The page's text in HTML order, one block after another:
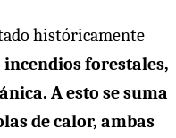
históricamente
forestales,
A esto se suma
de calor, ambas